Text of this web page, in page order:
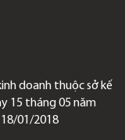
doanh thuộc sở kế
15 tháng 05 năm
01/2018